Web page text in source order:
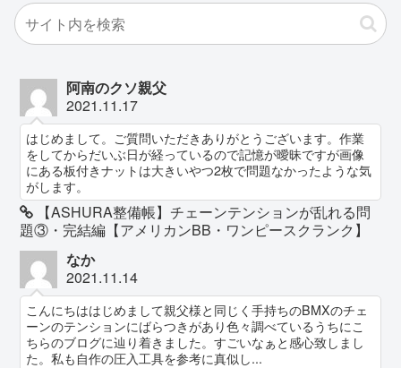
阿南のクソ親父
2021.11.17
はじめまして。ご質問いただきありがとうございます。作業
をしてからだいぶ日が経っているので記憶が曖昧ですが画像
にある板付きナットは大きいやつ2枚で問題なかったような気
がします。
【ASHURA整備帳】チェーンテンションが乱れる問
題③・完結編【アメリカンBB・ワンピースクランク】
なか
2021.11.14
こんにちははじめまして親父様と同じく手持ちのBMXのチェ
ーンのテンションにばらつきがあり色々調べているうちにこ
ちらのブログに辿り着きました。すごいなぁと感心致しまし
た。私も自作の圧入工具を参考に真似し...